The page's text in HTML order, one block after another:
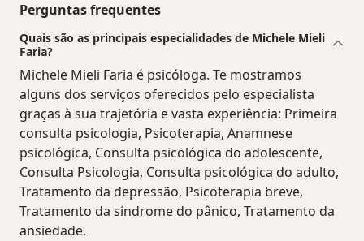
Perguntas frequentes
Quais são as principais especialidades de Michele Mieli
Faria?
Michele Mieli Faria é psicóloga. Te mostramos
alguns dos serviços oferecidos pelo especialista
graças à sua trajetória e vasta experiência: Primeira
consulta psicologia, Psicoterapia, Anamnese
psicológica, Consulta psicológica do adolescente,
Consulta Psicologia, Consulta psicológica do adulto,
Tratamento da depressão, Psicoterapia breve,
Tratamento da síndrome do pânico, Tratamento da
ansiedade.